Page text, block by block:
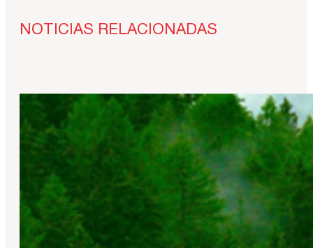
NOTICIAS RELACIONADAS